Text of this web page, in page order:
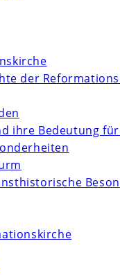
der
ihre Bedeutung